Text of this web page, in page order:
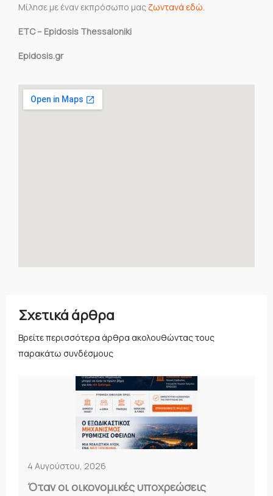
Μίλησε με έναν εκπρόσωπο μαςζωντανά εδώ.
ETC – Epidosis Thessaloniki
Epidosis.gr
Σχετικά άρθρα
Βρείτε περισσότερα άρθρα ακολουθώντας τους
παρακάτω συνδέσμους
4 Αυγούστου, 2026
Όταν οι οικονομικές υποχρεώσεις